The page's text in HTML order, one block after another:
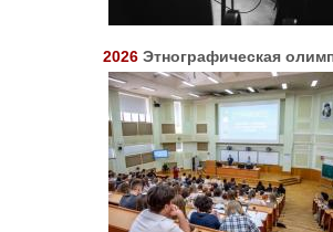
2026 Этнографическая